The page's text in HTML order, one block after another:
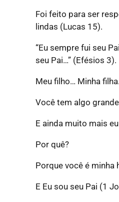
Foi feito para ser
lindas (Lucas 15).
“Eu sempre fui seu
seu Pai…”(Efésios 3).
Meu filho… Minha
Você tem algo
E ainda muito mais
Por quê?
Porque você é minha
E Eu sou seu Pai (1